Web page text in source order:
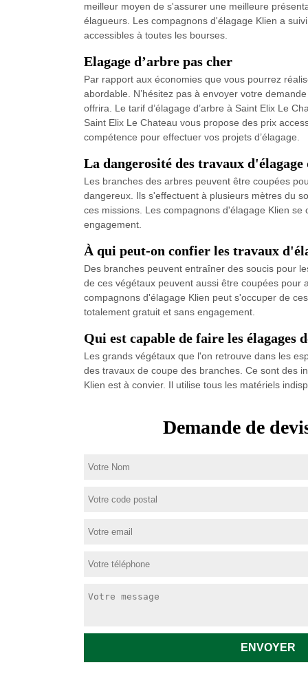
meilleur moyen de s'assurer une meilleure
élagueurs. Les compagnons d'élagage Klien a
accessibles à toutes les bourses.
Elagage d’arbre pas cher
Par rapport aux économies que vous pourrez
abordable. N’hésitez pas à envoyer votre
offrira. Le tarif d’élagage d’arbre à Saint Elix Le
Saint Elix Le Chateau vous propose des prix
compétence pour effectuer vos projets d’élagage.
La dangerosité des travaux
Les branches des arbres peuvent être coupées
dangereux. Ils s'effectuent à plusieurs mètres du
ces missions. Les compagnons d'élagage Klien
engagement.
À qui peut-on confier les travaux
Des branches peuvent entraîner des soucis pour
de ces végétaux peuvent aussi être coupées pour
compagnons d'élagage Klien peut s'occuper de
totalement gratuit et sans engagement.
Qui est capable de faire les élagages
Les grands végétaux que l'on retrouve dans les
des travaux de coupe des branches. Ce sont des
Klien est à convier. Il utilise tous les matériels
Demande de